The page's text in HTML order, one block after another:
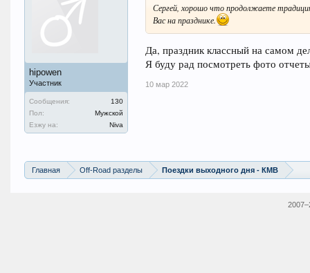
hipowen
Участник
Сообщения:
130
Пол:
Мужской
Езжу на:
Niva
Сергей, хорошо что продолжаете
Вас на празднике.
Да, праздник классный на самом
Я буду рад посмотреть фото
10 мар 2022
Главная Off-Road разделы Поездки выходного дня - КМВ
2007–